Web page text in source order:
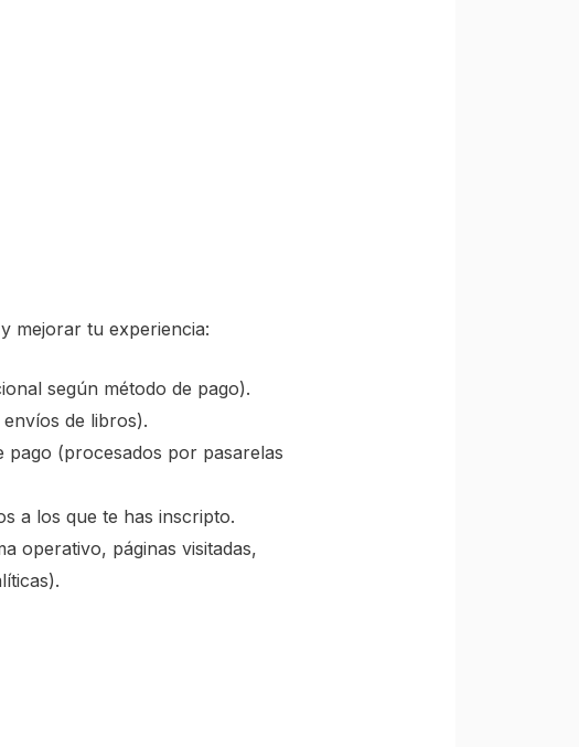
mejorar tu experiencia:
según método de pago).
de libros).
(procesados por pasarelas
a los que te has inscripto.
operativo, páginas visitadas,